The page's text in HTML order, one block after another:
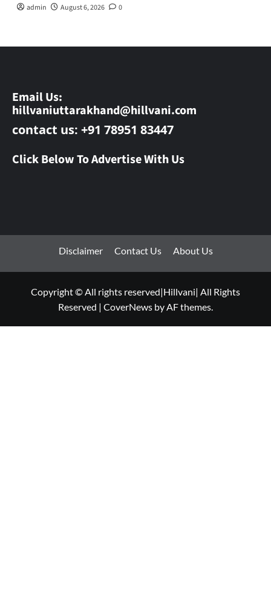
admin August 6, 2026 0
Email Us:
hillvaniuttarakhand@hillvani.com
contact us: +91 78951 83447
Click Below To Advertise With Us
Disclaimer Contact Us About Us
Copyright © All rights reserved|Hillvani| All Rights
Reserved | CoverNews by AF themes.